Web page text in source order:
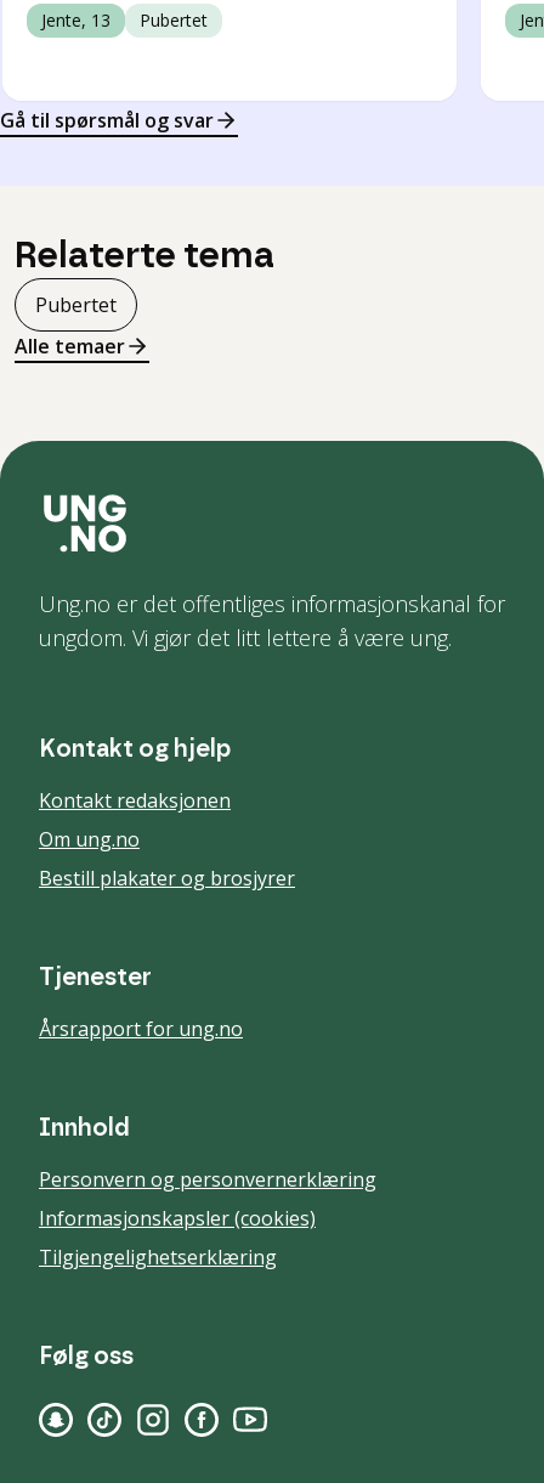
Jente, 13 Pubertet
Gå til spørsmål og svar
Relaterte tema
Pubertet
Alle temaer
Ung.no er det offentliges informasjonskanal for
ungdom. Vi gjør det litt lettere å være ung.
Kontakt og hjelp
Kontakt redaksjonen
Om ung.no
Bestill plakater og brosjyrer
Tjenester
Årsrapport for ung.no
Innhold
Personvern og personvernerklæring
Informasjonskapsler (cookies)
Tilgjengelighetserklæring
Følg oss